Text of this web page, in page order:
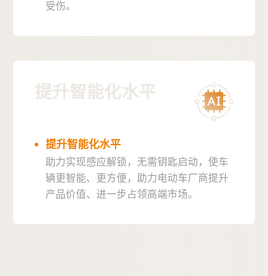
受伤。
提升智能化水平
提升智能化水平
助力实现感应解锁，无需钥匙启动，使车
辆更智能、更方便，助力电动车厂商提升
产品价值、进一步占领高端市场。